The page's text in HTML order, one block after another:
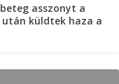
asszonyt a
küldtek haza a